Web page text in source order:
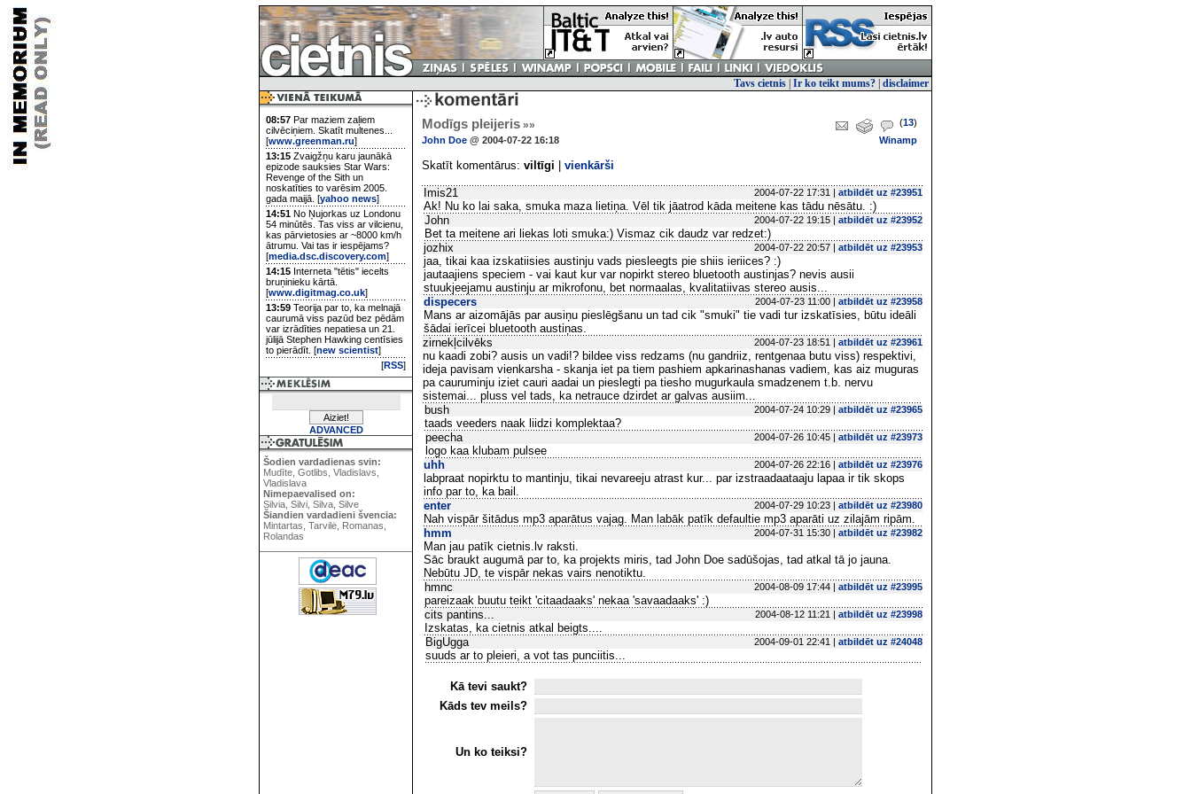
Tavs cietnis Ir ko teikt mums? disclaimer
08:57 Par maziem zaļiem
cilvēciņiem. Skatīt multenes...
[www.greenman.ru]
13:15 Zvaigžņu karu jaunākā
epizode sauksies Star Wars:
Revenge of the Sith un
noskatīties to varēsim 2005.
gada maijā. [yahoo news]
14:51 No Ņujorkas uz Londonu
54 minūtēs. Tas viss ar vilcienu,
kas pārvietosies ar ~8000 km/h
ātrumu. Vai tas ir iespējams?
[media.dsc.discovery.com]
14:15 Interneta "tētis" iecelts
bruņinieku kārtā.
[www.digitmag.co.uk]
13:59 Teorija par to, ka melnajā
caurumā viss pazūd bez pēdām
var izrādīties nepatiesa un 21.
jūlijā Stephen Hawking centīsies
to pierādīt. [new scientist]
[RSS]
ADVANCED
Šodien vardadienas svin:
Mudīte, Gotlibs, Vladislavs,
Vladislava
Nimepaevalised on:
Silvia, Silvi, Silva, Silve
Šiandien vardadieni švencia:
Mintartas, Tarvilė, Romanas,
Rolandas
Modīgs pleijeris »» (13)
John Doe @ 2004-07-22 16:18 Winamp
Skatīt komentārus: viltīgi vienkārši
Imis21 2004-07-22 17:31 | atbildēt uz #23951
Ak! Nu ko lai saka, smuka maza lietiņa. Vēl tik jāatrod kāda meitene kas tādu nēsātu. :)
John
2004-07-22 19:15 | atbildēt uz #23952
Bet ta meitene ari liekas loti smuka:) Vismaz cik daudz var redzet:)
jozhix
2004-07-22 20:57 | atbildēt uz #23953
jaa, tikai kaa izskatiisies austinju vads piesleegts pie shiis ieriices? :)
jautaajiens speciem - vai kaut kur var nopirkt stereo bluetooth austinjas? nevis ausii
stuukjeejamu austinju ar mikrofonu, bet normaalas, kvalitatiivas stereo ausis...
dispecers
2004-07-23 11:00 | atbildēt uz #23958
Mans ar aizomājās par ausiņu pieslēgšanu un tad cik "smuki" tie vadi tur izskatīsies, būtu ideāli
šādai ierīcei bluetooth austiņas.
zirnekļcilvēks
2004-07-23 18:51 | atbildēt uz #23961
nu kaadi zobi? ausis un vadi!? bildee viss redzams (nu gandriiz, rentgenaa butu viss) respektivi,
ideja pavisam vienkarsha - skanja iet pa tiem pashiem apkarinashanas vadiem, kas aiz muguras
pa cauruminju iziet cauri aadai un pieslegti pa tiesho mugurkaula smadzenem t.b. nervu
sistemai... pluss vel tads, ka netrauce dzirdet ar galvas ausiim...
bush
2004-07-24 10:29 | atbildēt uz #23965
taads veeders naak liidzi komplektaa?
peecha
2004-07-26 10:45 | atbildēt uz #23973
logo kaa klubam pulsee
uhh
2004-07-26 22:16 | atbildēt uz #23976
labpraat nopirktu to mantinju, tikai nevareeju atrast kur... par izstraadaataaju lapaa ir tik skops
info par to, ka bail.
enter
2004-07-29 10:23 | atbildēt uz #23980
Nah vispār šitādus mp3 aparātus vajag. Man labāk patīk defaultie mp3 aparāti uz zilajām ripām.
hmm
2004-07-31 15:30 | atbildēt uz #23982
Man jau patīk cietnis.lv raksti.
Sāc braukt augumā par to, ka projekts miris, tad John Doe sadūšojas, tad atkal tā jo jauna.
Nebūtu JD, te vispār nekas vairs nenotiktu.
hmnc
2004-08-09 17:44 | atbildēt uz #23995
pareizaak buutu teikt 'citaadaaks' nekaa 'savaadaaks' :)
cits pantins...
2004-08-12 11:21 | atbildēt uz #23998
Izskatas, ka cietnis atkal beigts....
BigUgga
2004-09-01 22:41 | atbildēt uz #24048
suuds ar to pleieri, a vot tas punciitis...
Kā tevi saukt?
Kāds tev meils?
Un ko teiksi?